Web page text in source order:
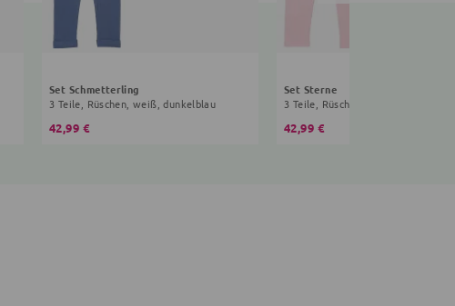
Set Schmetterling
3 Teile, Rüschen, weiß, dunkelblau
42,99 €
Set Sterne
3 Teile, Rüschen, weiß, rosa
42,99 €